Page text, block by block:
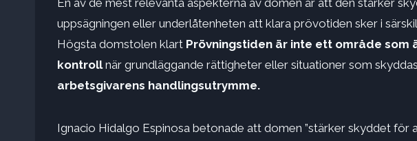
En av de mest relevanta aspekterna av domen är att den stärker
uppsägningen eller underlåtenheten att klara prövotiden sker i
Högsta domstolen klart Prövningstiden är inte ett område
kontrollnär grundläggande rättigheter eller situationer som
arbetsgivarens handlingsutrymme.
Ignacio Hidalgo Espinosa betonade att domen ”stärker skyddet för